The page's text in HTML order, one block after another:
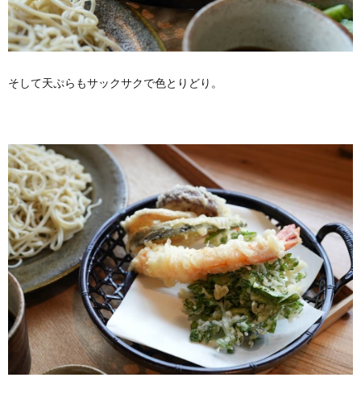
そして天ぷらもサックサクで色とりどり。